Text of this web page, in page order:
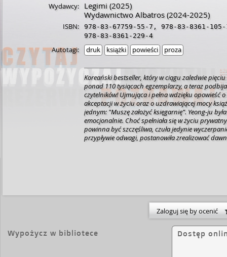
Wydawcy: Legimi (2025)
Wydawnictwo Albatros(2024-2025)
ISBN: 978-83-67759-55-7 , 978-83-8361-105-
978-83-8361-229-4
Autotagi: druk książki powieści proza
Koreański bestseller, który w ciągu zaledwie pięciu
ponad 110 tysiącach egzemplarzy, a teraz
czytelników! Ujmująca i pełna wdzięku opowieść
akceptacji w życiu oraz o uzdrawiającej mocy
jednym: "Muszę założyć księgarnię”. Yeong-ju
emocjonalnie. Choć spełniała się w życiu
powinna być szczęśliwa, czuła jedynie
przypływie odwagi, postanowiła zrealizować
spotkania autorskie, kółko czytelnicze i powoli
sprzedaży książek, zaczyna wreszcie czuć się
Otoczona przyjaciółmi, pisarzami i
wszystkich, odnajduje swoją nową ścieżkę, a
się bezpieczną przystanią dla zagubionych
znaleźć ukojenie i przypomnieć sobie, że nigdy
Zaloguj się by ocenić
Wypożycz w bibliotece Dostęp